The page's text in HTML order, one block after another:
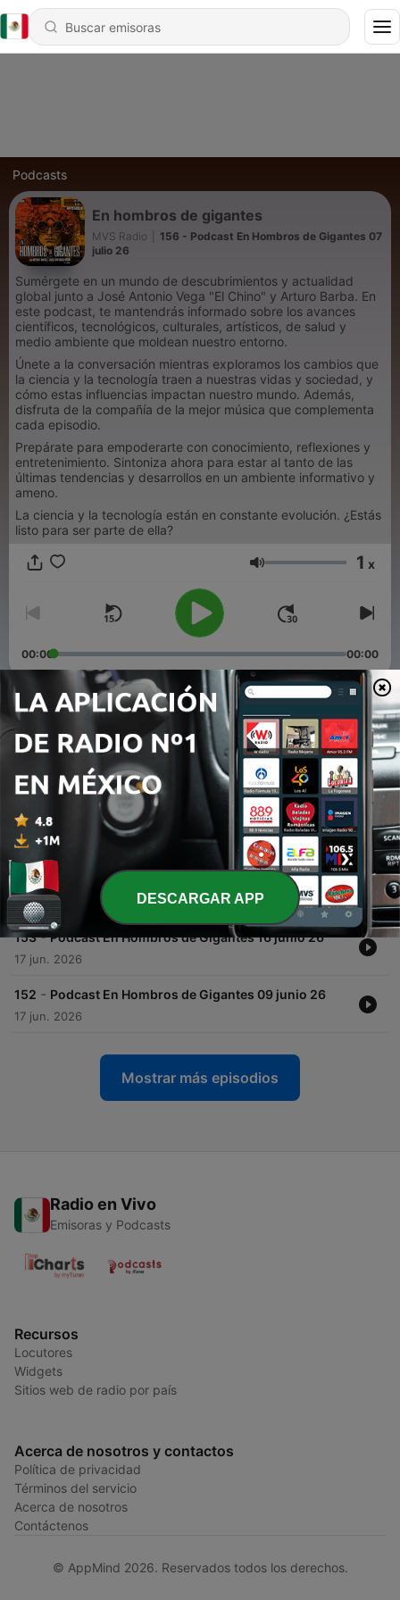
Podcasts
En hombros de gigantes
MVS Radio
156 - Podcast En Hombros de Gigantes 07
julio 26
Sumérgete en un mundo de descubrimientos y actualidad
global junto a José Antonio Vega "El Chino" y Arturo Barba. En
este podcast, te mantendrás informado sobre los avances
científicos, tecnológicos, culturales, artísticos, de salud y
medio ambiente que moldean nuestro entorno.
Únete a la conversación mientras exploramos los cambios que
la ciencia y la tecnología traen a nuestras vidas y sociedad, y
cómo estas influencias impactan nuestro mundo. Además,
disfruta de la compañía de la mejor música que complementa
cada episodio.
Prepárate para empoderarte con conocimiento, reflexiones y
entretenimiento. Sintoniza ahora para estar al tanto de las
últimas tendencias y desarrollos en un ambiente informativo y
ameno.
La ciencia y la tecnología están en constante evolución. ¿Estás
listo para ser parte de ella?
Volumen 1 x
00:00 00:00
Episodios
Podcast En Hombros de Gigantes 07 julio 26
08 jul. 2026
155 - Podcast En Hombros de Gigantes 30 junio 26
02 jul. 2026
154 - Podcast En Hombros de Gigantes 23 junio 26
24 jun. 2026
153 - Podcast En Hombros de Gigantes 16 junio 26
17 jun. 2026
152 - Podcast En Hombros de Gigantes 09 junio 26
17 jun. 2026
Mostrar más episodios
Radio en Vivo
Emisoras y Podcasts
Recursos
Locutores
Widgets
Sitios web de radio por país
Acerca de nosotros y contactos
Política de privacidad
Términos del servicio
Acerca de nosotros
Contáctenos
© AppMind 2026. Reservados todos los derechos.
DESCARGAR APP